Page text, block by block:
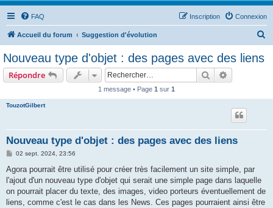
FAQ Connexion
Inscription
Accueil du forum Suggestion d'évolution
Nouveau type d'objet : des pages avec des liens
Répondre Rechercher
1 message • Page 1 sur 1
TouzotGilbert
Nouveau type d'objet : des pages avec des liens
M
s
s
a
g
02 sept. 2024, 23:56
Agora pourrait être utilisé pour créer très facilement un site simple, par
l'ajout d'un nouveau type d'objet qui serait une simple page dans laquelle
on pourrait placer du texte, des images, video porteurs éventuellement de
liens, comme c'est le cas dans les News. Ces pages pourraient ainsi être